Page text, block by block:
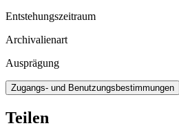
Entstehungszeitraum
Archivalienart
Ausprägung
Zugangs- und Benutzungsbestimmungen
Teilen